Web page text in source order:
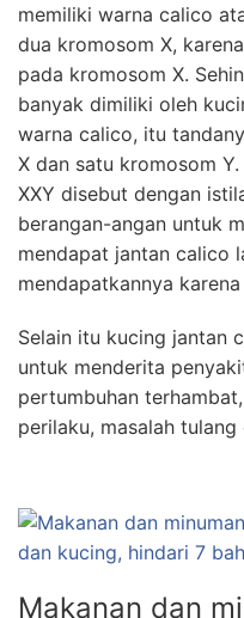
memiliki warna calico
dua kromosom X,
pada kromosom X.
banyak dimiliki oleh
warna calico, itu
X dan satu kromosom
XXY disebut dengan
berangan-angan untuk
mendapat jantan calico
mendapatkannya
Selain itu kucing jantan
untuk menderita
pertumbuhan
perilaku, masalah
Makanan dan